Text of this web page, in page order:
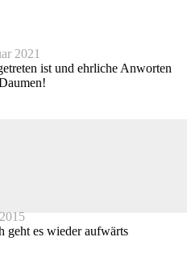
2021
ist und ehrliche Anworten
geht es wieder aufwärts